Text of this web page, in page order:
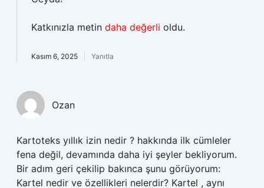
Katkınızla metin daha değerli oldu.
Kasım 6, 2025 Yanıtla
Ozan
Kartoteks yıllık izin nedir ? hakkında ilk cümleler
fena değil, devamında daha iyi şeyler bekliyorum.
Bir adım geri çekilip bakınca şunu görüyorum:
Kartel nedir ve özellikleri nelerdir? Kartel , aynı